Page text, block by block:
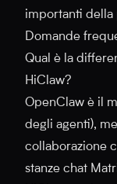
importanti della
Domande
Qual è la
HiClaw?
OpenClaw è il
degli agenti),
collaborazione
stanze chat